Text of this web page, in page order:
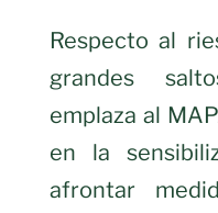
Respecto al
grandes
emplaza al
en la
afrontar